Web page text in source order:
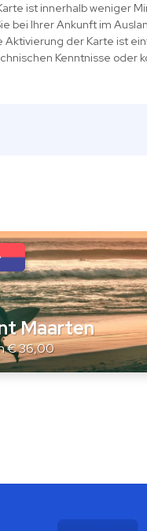
ist innerhalb weniger
bei Ihrer Ankunft im
Aktivierung der Karte ist
Kenntnisse oder
Maarten
€36,00